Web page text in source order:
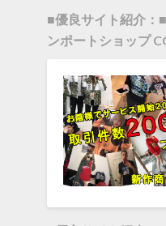
■優良サイト紹介：
ンポートショップ